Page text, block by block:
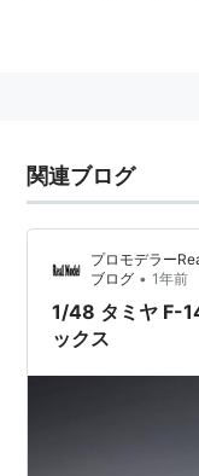
関連ブログ
プロモデラー
ブログ • 1年前
1/48 タミヤ F-
ックス